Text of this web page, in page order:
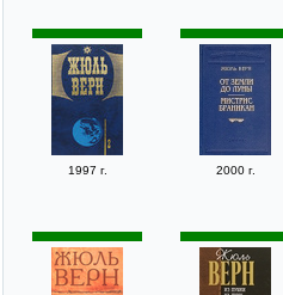
1997 г. 2000 г.